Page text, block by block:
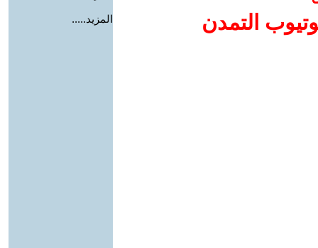
التمدن
المزيد.....